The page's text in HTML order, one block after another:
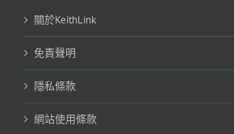
關於KeithLink
免責聲明
隱私條款
網站使用條款